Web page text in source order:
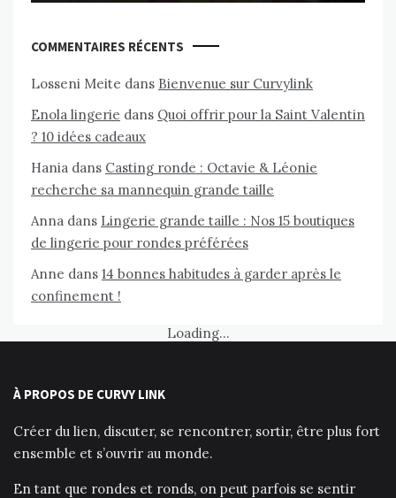
COMMENTAIRES RÉCENTS
Losseni Meite dans Bienvenue sur Curvylink
Enola lingerie dans Quoi offrir pour la Saint Valentin
? 10 idées cadeaux
Hania dans Casting ronde : Octavie & Léonie
recherche sa mannequin grande taille
Anna dans Lingerie grande taille : Nos 15 boutiques
de lingerie pour rondes préférées
Anne dans 14 bonnes habitudes à garder après le
confinement !
Loading...
À PROPOS DE CURVY LINK
Créer du lien, discuter, se rencontrer, sortir, être plus fort
ensemble et s’ouvrir au monde.
En tant que rondes et ronds, on peut parfois se sentir